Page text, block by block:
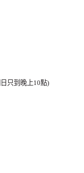
只到晚上10點)